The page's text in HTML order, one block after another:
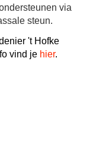
via
steun.
't Hofke
vind je hier.